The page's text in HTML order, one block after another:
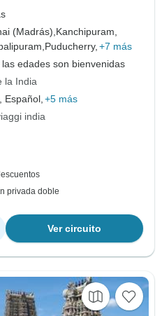
(Madrás),Kanchipuram,
Puducherry, +7 más
las edades son bienvenidas
la India
Español, +5 más
india
privada doble
Ver circuito